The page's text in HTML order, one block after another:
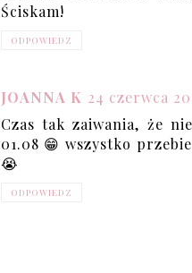
Ściskam!
ODPOWIEDZ
JOANNA K 24 czerwca
Czas tak zaiwania, że
01.08 😁 wszystko
😭
ODPOWIEDZ